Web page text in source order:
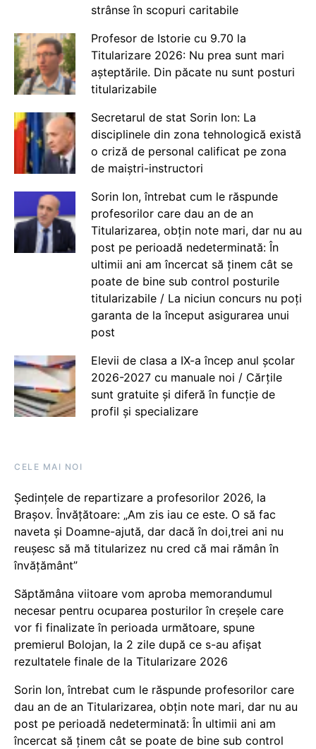
strânse în scopuri caritabile
Profesor de Istorie cu 9.70 la
Titularizare 2026: Nu prea sunt mari
așteptările. Din păcate nu sunt posturi
titularizabile
Secretarul de stat Sorin Ion: La
disciplinele din zona tehnologică există
o criză de personal calificat pe zona
de maiștri-instructori
Sorin Ion, întrebat cum le răspunde
profesorilor care dau an de an
Titularizarea, obțin note mari, dar nu au
post pe perioadă nedeterminată: În
ultimii ani am încercat să ținem cât se
poate de bine sub control posturile
titularizabile / La niciun concurs nu poți
garanta de la început asigurarea unui
post
Elevii de clasa a IX-a încep anul școlar
2026-2027 cu manuale noi / Cărțile
sunt gratuite și diferă în funcție de
profil și specializare
CELE MAI NOI
Ședințele de repartizare a profesorilor 2026, la
Brașov. Învățătoare: „Am zis iau ce este. O să fac
naveta și Doamne-ajută, dar dacă în doi,trei ani nu
reușesc să mă titularizez nu cred că mai rămân în
învățământ”
Săptămâna viitoare vom aproba memorandumul
necesar pentru ocuparea posturilor în creșele care
vor fi finalizate în perioada următoare, spune
premierul Bolojan, la 2 zile după ce s-au afișat
rezultatele finale de la Titularizare 2026
Sorin Ion, întrebat cum le răspunde profesorilor care
dau an de an Titularizarea, obțin note mari, dar nu au
post pe perioadă nedeterminată: În ultimii ani am
încercat să ținem cât se poate de bine sub control